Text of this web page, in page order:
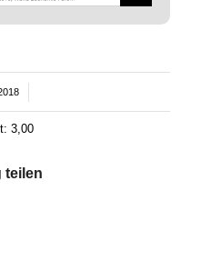
3,00
teilen